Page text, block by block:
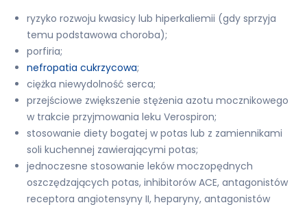
ryzyko rozwoju kwasicy lub hiperkaliemii (gdy sprzyja
temu podstawowa choroba);
porfiria;
nefropatia cukrzycowa;
ciężka niewydolność serca;
przejściowe zwiększenie stężenia azotu mocznikowego
w trakcie przyjmowania leku Verospiron;
stosowanie diety bogatej w potas lub z zamiennikami
soli kuchennej zawierającymi potas;
jednoczesne stosowanie leków moczopędnych
oszczędzających potas, inhibitorów ACE, antagonistów
receptora angiotensyny II, heparyny, antagonistów